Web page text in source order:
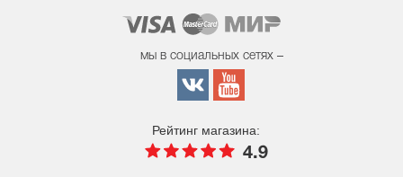
мы в социальных сетях –
Рейтинг магазина:
4.9